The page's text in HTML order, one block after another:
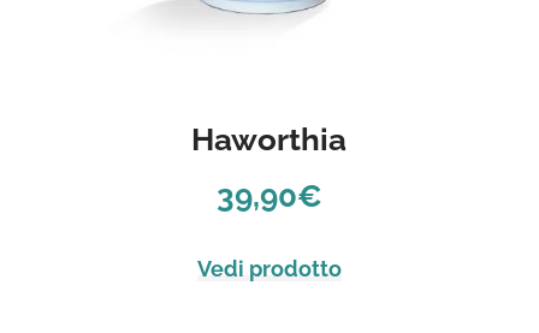
Haworthia
39,90€
Vedi prodotto